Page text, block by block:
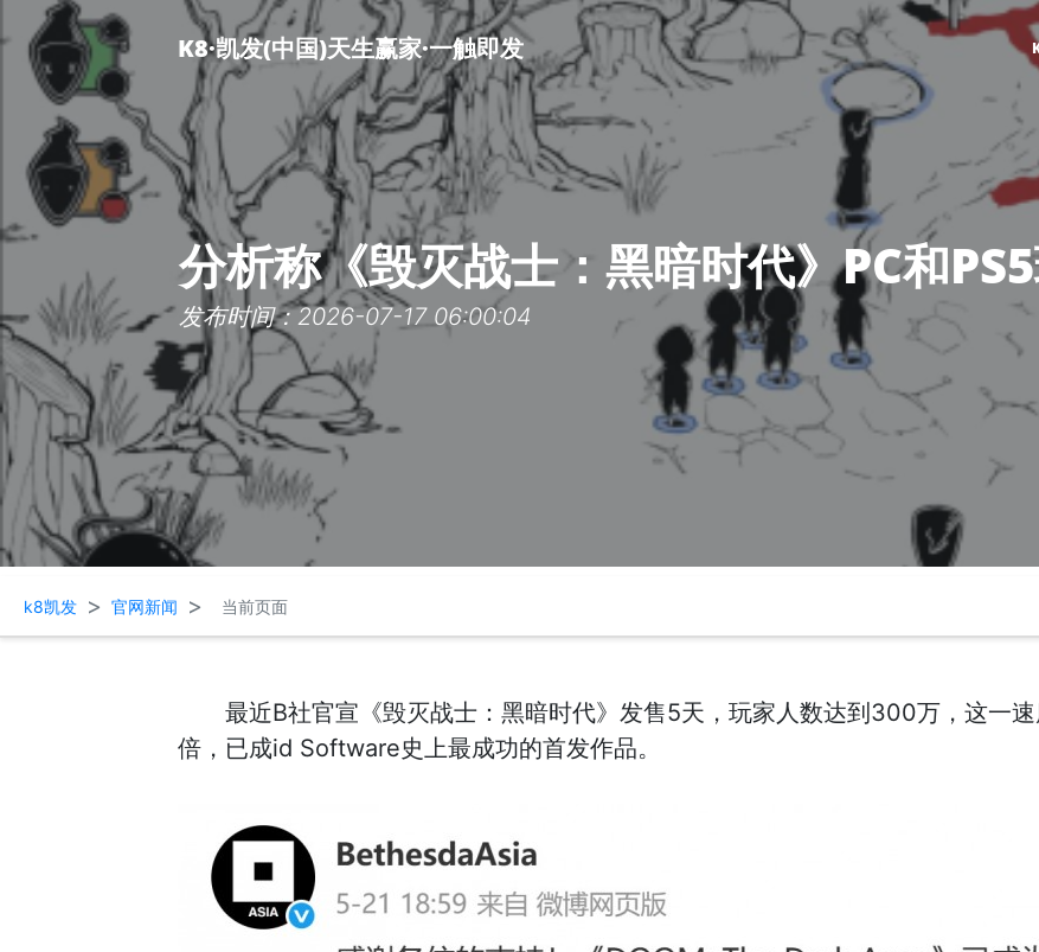
K8·凯发(中国)天生赢家·一触即发
分析称《毁灭战士：黑暗时代》PC和
发布时间：2026-07-17 06:00:04
k8凯发 > 官网新闻 > 当前页面
最近B社官宣《毁灭战士：黑暗时代》发售5天，玩家人数达到300万，这一
倍，已成id Software史上最成功的首发作品。